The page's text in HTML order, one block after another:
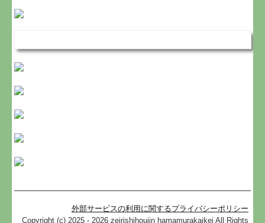
外部サービスの利用に関するプライバシーポリシー
Copyright (c) 2025 - 2026 zeirishihoujin hamamurakaikei All Rights